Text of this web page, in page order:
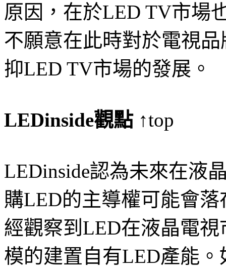
原因，在於LED TV市場
不願意在此時對於電視
抑LED TV市場的發展。
LEDinside觀點↑top
LEDinside認為未來在液
購LED的主導權可能會
經觀察到LED在液晶電
模的建置自有LED產能